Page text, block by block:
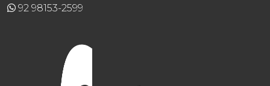
92 98153-2599